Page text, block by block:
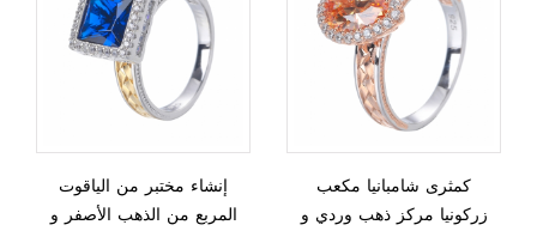
إنشاء مختبر من الياقوت
المربع من الذهب الأصفر و
كمثرى شامبانيا مكعب
زركونيا مركز ذهب وردي و